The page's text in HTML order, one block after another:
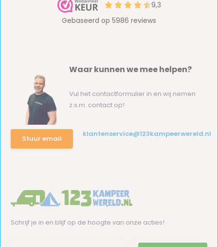
Waar kunnen we mee helpen?
Vul het contactformulier in en wij nemen
z.s.m. contact op!
Stuur email
klantenservice@123kampeerwereld.nl
Schrijf je in en blijf op de hoogte van onze acties!